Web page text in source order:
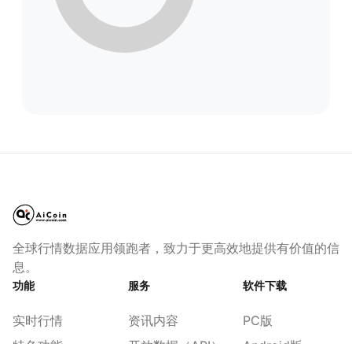
全球行情数据应用领跑者，致力于更高效地提供有价值的信
息。
功能
实时行情
服务
资讯内容
软件下载
PC版